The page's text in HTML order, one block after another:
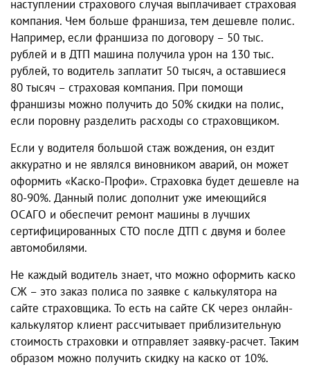
наступлении страхового случая выплачивает страховая
компания. Чем больше франшиза, тем дешевле полис.
Например, если франшиза по договору – 50 тыс.
рублей и в ДТП машина получила урон на 130 тыс.
рублей, то водитель заплатит 50 тысяч, а оставшиеся
80 тысяч – страховая компания. При помощи
франшизы можно получить до 50% скидки на полис,
если поровну разделить расходы со страховщиком.
Если у водителя большой стаж вождения, он ездит
аккуратно и не являлся виновником аварий, он может
оформить «Каско-Профи». Страховка будет дешевле на
80-90%. Данный полис дополнит уже имеющийся
ОСАГО и обеспечит ремонт машины в лучших
сертифицированных СТО после ДТП с двумя и более
автомобилями.
Не каждый водитель знает, что можно оформить каско
СЖ – это заказ полиса по заявке с калькулятора на
сайте страховщика. То есть на сайте СК через онлайн-
калькулятор клиент рассчитывает приблизительную
стоимость страховки и отправляет заявку-расчет. Таким
образом можно получить скидку на каско от 10%.